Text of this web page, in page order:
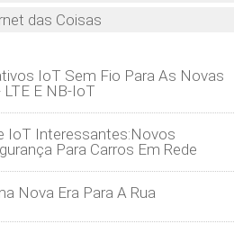
das Coisas
IoT Sem Fio Para As Novas
E NB-IoT
IoT Interessantes:Novos
Para Carros Em Rede
Nova Era Para A Rua